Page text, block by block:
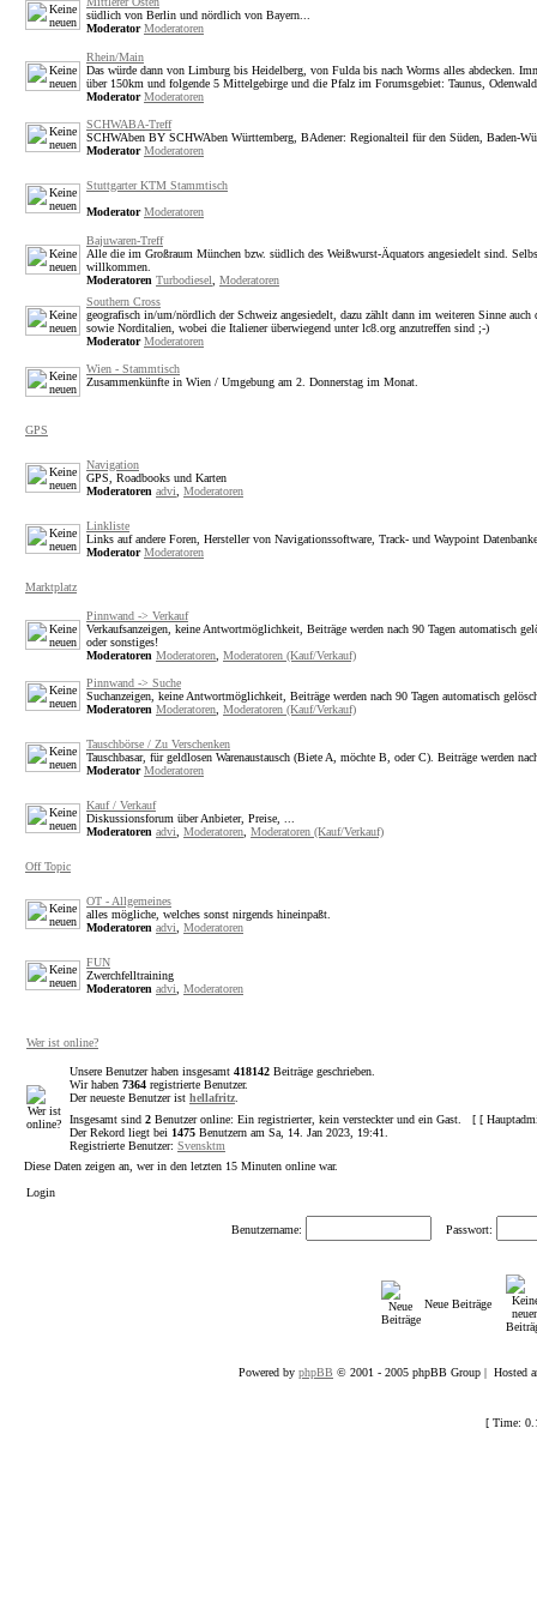
südlich von Berlin und nördlich von Bayern...
Moderator Moderatoren
Rhein/Main
Das würde dann von Limburg bis Heidelberg, von Fulda bis nach Worms alles abdecken.
über 150km und folgende 5 Mittelgebirge und die Pfalz im Forumsgebiet: Taunus,
Moderator Moderatoren
SCHWABA-Treff
SCHWAben BY SCHWAben Württemberg, BAdener: Regionalteil für den Süden, Baden-
Moderator Moderatoren
Stuttgarter KTM Stammtisch
Moderator Moderatoren
Bajuwaren-Treff
Alle die im Großraum München bzw. südlich des Weißwurst-Äquators angesiedelt sind.
willkommen.
Moderatoren Turbodiesel
Moderatoren
Southern Cross
geografisch in/um/nördlich der Schweiz angesiedelt, dazu zählt dann im weiteren Sinne auch
sowie Norditalien, wobei die Italiener überwiegend unter lc8.org anzutreffen sind ;-)
Moderator Moderatoren
Wien - Stammtisch
Zusammenkünfte in Wien / Umgebung am 2. Donnerstag im Monat.
GPS
Navigation
GPS, Roadbooks und Karten
Moderatoren advi Moderatoren
Linkliste
Links auf andere Foren, Hersteller von Navigationssoftware, Track- und Waypoint
Moderator Moderatoren
Marktplatz
Pinnwand -> Verkauf
Verkaufsanzeigen, keine Antwortmöglichkeit, Beiträge werden nach 90 Tagen automatisch
oder sonstiges!
Moderatoren Moderatoren Moderatoren (Kauf/Verkauf)
Pinnwand -> Suche
Suchanzeigen, keine Antwortmöglichkeit, Beiträge werden nach 90 Tagen automatisch
Moderatoren Moderatoren Moderatoren (Kauf/Verkauf)
Tauschbörse / Zu Verschenken
Tauschbasar, für geldlosen Warenaustausch (Biete A, möchte B, oder C). Beiträge werden
Moderator Moderatoren
Kauf / Verkauf
Diskussionsforum über Anbieter, Preise, ...
Moderatoren advi Moderatoren Moderatoren (Kauf/Verkauf)
Off Topic
OT - Allgemeines
alles mögliche, welches sonst nirgends hineinpaßt.
Moderatoren advi Moderatoren
FUN
Zwerchfelltraining
Moderatoren advi Moderatoren
Wer ist online?
Unsere Benutzer haben insgesamt 418142 Beiträge geschrieben.
Wir haben 7364 registrierte Benutzer.
Der neueste Benutzer ist hellafritz
Insgesamt sind 2 Benutzer online: Ein registrierter, kein versteckter und ein Gast. [ [
Der Rekord liegt bei 1475 Benutzern am Sa, 14. Jan 2023, 19:41.
Registrierte Benutzer: Svensktm
Diese Daten zeigen an, wer in den letzten 15 Minuten online war.
Login
Benutzername: Passwort:
Neue Beiträge
Powered by phpBB © 2001 - 2005 phpBB Group | Hosted
[ Time: